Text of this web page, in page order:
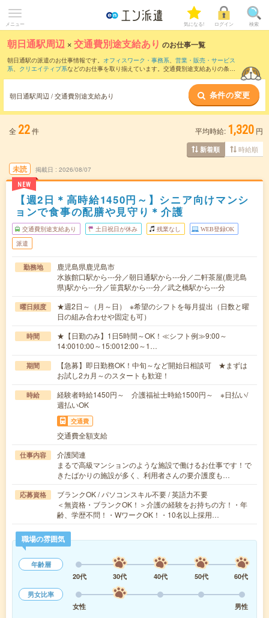
メニュー 気になる! ログイン 検索
朝日通駅周辺 ×交通費別途支給あり のお仕事一覧
朝日通駅の派遣のお仕事情報です。 オフィスワーク・事務系、 営業・販売・サービス
系、 クリエイティブ系などのお仕事を取り揃えています。交通費別途支給ありの条件
朝日通駅周辺 / 交通費別途支給あり 条件の変更
全 22件 平均時給: 1,320 円
新着順 時給順
未読
NEW
掲載日 2026/08/07
【週2日＊高時給1450円～】シニア向けマンシ
ョンで食事の配膳や見守り＊介護
交通費別途支給あり 土日祝日が休み 残業なし WEB登録OK
派遣
勤務地
鹿児島県鹿児島市
水族館口駅から---分／朝日通駅から---分／二軒茶屋(鹿児島
県)駅から---分／笹貫駅から---分／武之橋駅から---分
曜日頻度
★週2日～（月～日） ※希望のシフトを毎月提出（日数と曜
日の組み合わせや固定も可）
時間
★【日勤のみ】1日5時間～OK！≪シフト例≫9:00～
14:0010:00～15:0012:00～1…
期間
【急募】即日勤務OK！中旬～など開始日相談可 ★まずは
お試し2カ月～のスタートも歓迎！
時給
経験者時給1450円～ 介護福祉士時給1500円～ ※日払い/
週払いOK
交通費
交通費全額支給
仕事内容
介護関連
まるで高級マンションのような施設で働けるお仕事です！で
きたばかりの施設が多く、利用者さんの要介護度も…
応募資格
ブランクOK / パソコンスキル不要 / 英語力不要
＜無資格・ブランクOK！＞介護の経験をお持ちの方！・年
齢、学歴不問！・WワークOK！・10名以上採用…
職場の雰囲気
年齢層
20代
30代 40代 50代
60代
男女比率
女性
男性